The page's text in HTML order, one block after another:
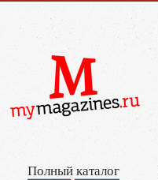
Полный каталог